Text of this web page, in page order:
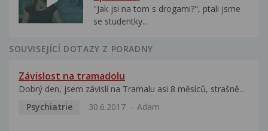
"Jak jsi na tom s drogami?", ptali jsme
se studentky...
SOUVISEJÍCÍ DOTAZY Z PORADNY
Závislost na tramadolu
Dobrý den, jsem závislí na Tramalu asi 8 měsíců, strašně...
Psychiatrie
30.6.2017 Adam